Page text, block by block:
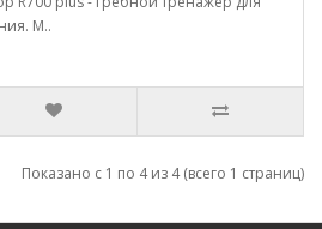
М..
Показано с 1 по 4 из 4 (всего 1 страниц)